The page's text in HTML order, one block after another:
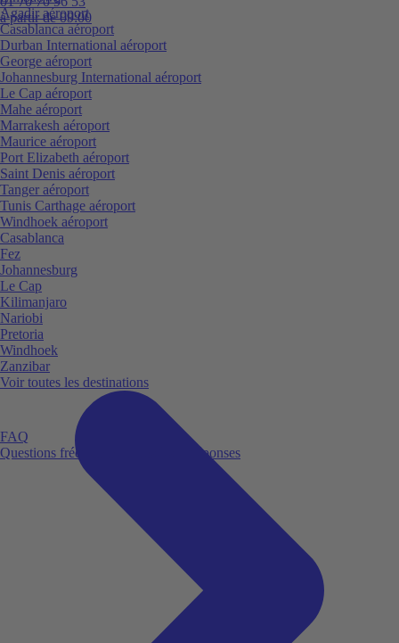
à partir de 09:00
FAQ
Questions fréquemment posées et réponses
Agadir aéroport
Casablanca aéroport
Durban International aéroport
George aéroport
Johannesburg International aéroport
Le Cap aéroport
Mahe aéroport
Marrakesh aéroport
Maurice aéroport
Port Elizabeth aéroport
Saint Denis aéroport
Tanger aéroport
Tunis Carthage aéroport
Windhoek aéroport
Casablanca
Fez
Johannesburg
Le Cap
Kilimanjaro
Nariobi
Pretoria
Windhoek
Zanzibar
Voir toutes les destinations